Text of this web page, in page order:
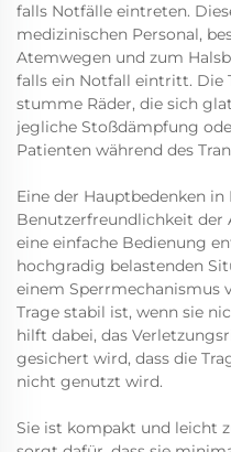
falls Notfälle eintreten.
medizinischen Personal,
Atemwegen und zum
falls ein Notfall eintritt. Die
stumme Räder, die sich
jegliche Stoßdämpfung
Patienten während des
Eine der Hauptbedenken
Benutzerfreundlichkeit der
eine einfache Bedienung
hochgradig belastenden
einem Sperrmechanismus
Trage stabil ist, wenn sie
hilft dabei, das
gesichert wird, dass die
nicht genutzt wird.
Sie ist kompakt und leicht